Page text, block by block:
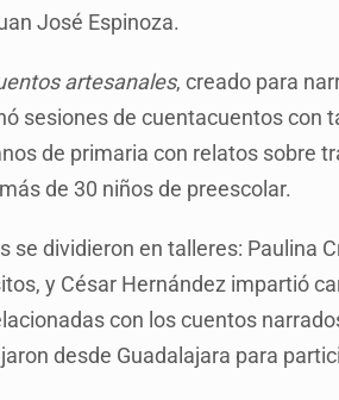
José Espinoza.
artesanales, creado para
sesiones de cuentacuentos con
de primaria con relatos sobre
de 30 niños de preescolar.
dividieron en talleres: Paulina
y César Hernández impartió
con los cuentos
desde Guadalajara para